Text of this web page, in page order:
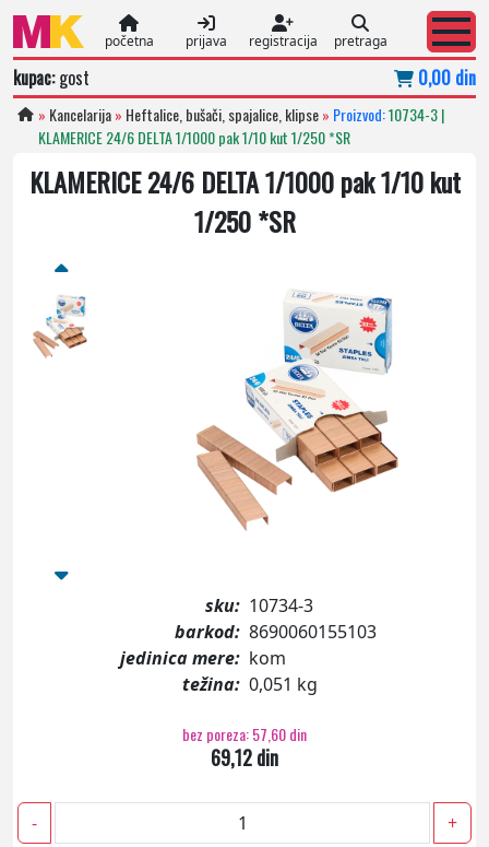
početna prijava registracija pretraga
kupac:gost 0,00 din
» Kancelarija» Heftalice, bušači, spajalice, klipse» Proizvod:10734-3 |
KLAMERICE 24/6 DELTA 1/1000 pak 1/10 kut 1/250 *SR
KLAMERICE 24/6 DELTA 1/1000 pak 1/10 kut
1/250 *SR
sku: 10734-3
barkod: 8690060155103
jedinica mere: kom
težina: 0,051 kg
bez poreza: 57,60 din
69,12 din
- +